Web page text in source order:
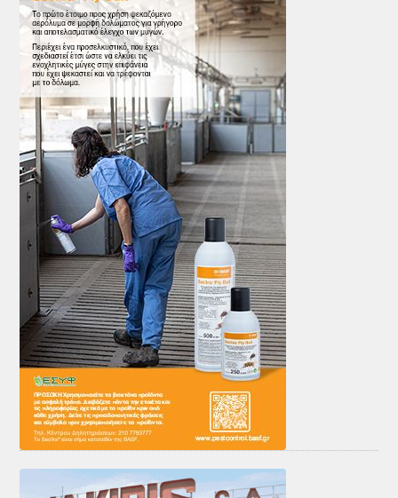
Profile
ΑΡΧΕΙΟ ΤΕΥΧΩΝ
ΣΥΝΕΔΡΙΟ ΚΡΕΑΤΟΣ